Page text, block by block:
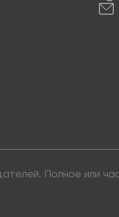
Полное или